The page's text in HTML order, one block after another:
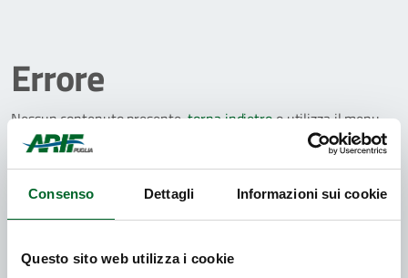
Consenso Dettagli Informazioni sui cookie
Questo sito web utilizza i cookie
Errore
Nessun contenuto presente,torna indietroo utilizza il menu
per continuare la navigazione.